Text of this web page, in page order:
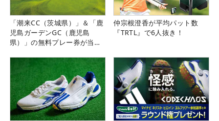
「潮来CC（茨城県）」＆「鹿
児島ガーデンGC（鹿児島
県）」の無料プレー券が当た
仲宗根澄香が平均パット数
『TRTL』で6人抜き！